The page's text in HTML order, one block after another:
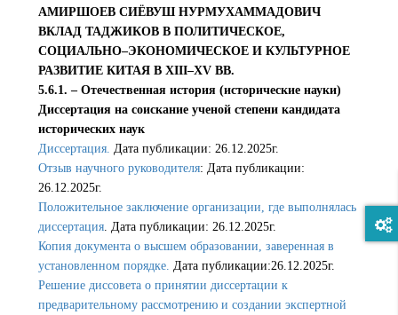
АМИРШОЕВ СИЁВУШ НУРМУХАММАДОВИЧ
ВКЛАД ТАДЖИКОВ В ПОЛИТИЧЕСКОЕ,
СОЦИАЛЬНО–ЭКОНОМИЧЕСКОЕ И КУЛЬТУРНОЕ
РАЗВИТИЕ КИТАЯ В XIII–XV ВВ.
5.6.1. – Отечественная история (исторические науки)
Диссертация на соискание ученой степени кандидата
исторических наук
Диссертация. Дата публикации: 26.12.2025г.
Отзыв научного руководителя: Дата публикации:
26.12.2025г.
Положительное заключение организации, где выполнялась
диссертация. Дата публикации: 26.12.2025г.
Копия документа о высшем образовании, заверенная в
установленном порядке. Дата публикации:26.12.2025г.
Решение диссовета о принятии диссертации к
предварительному рассмотрению и создании экспертной